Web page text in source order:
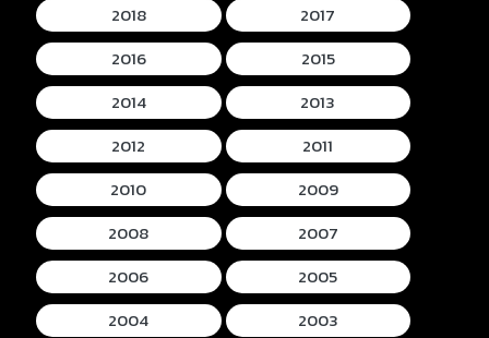
2018
2017
2016
2015
2014
2013
2012
2011
2010
2009
2008
2007
2006
2005
2004
2003